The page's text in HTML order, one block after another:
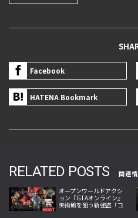
Facebook
HATENA Bookmark
RELATED POSTS
関連
オープンワールドアクシ
ョン『GTAオンライン』
美術館を狙う新強盗「コ